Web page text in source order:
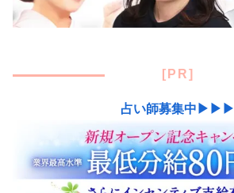
[PR]
占い師募集中▶▶▶